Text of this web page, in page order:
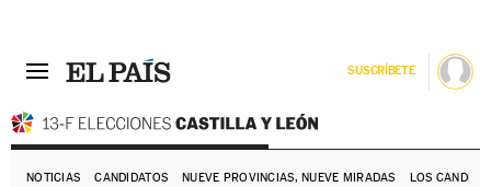
SUSCRÍBETE
NOTICIAS CANDIDATOS NUEVE PROVINCIAS, NUEVE MIRADAS LOS